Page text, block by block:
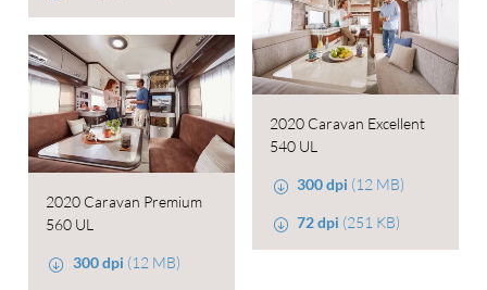
2020 Caravan Excellent
540 UL
300 dpi (12 MB)
72 dpi (251 KB)
2020 Caravan Premium
560 UL
300 dpi (12 MB)